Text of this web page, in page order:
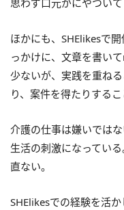
思わず口元がにやついて
ほかにも、SHElikesで
っかけに、文章を書い
少ないが、実践を重ね
り、案件を得たりする
介護の仕事は嫌いでは
生活の刺激になってい
直ない。
SHElikesでの経験を活